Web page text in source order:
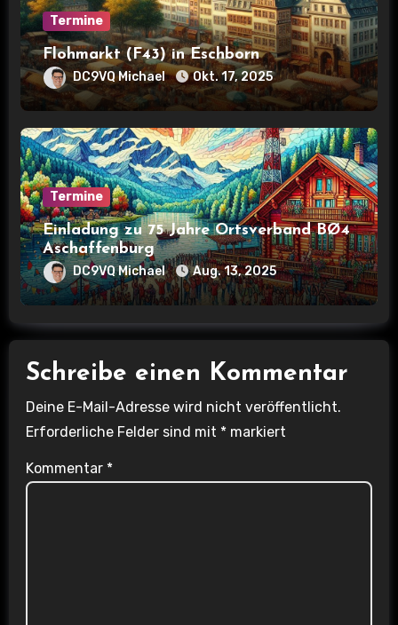
Termine
Flohmarkt (F43) in Eschborn
DC9VQ Michael Okt. 17, 2025
Termine
Einladung zu 75 Jahre Ortsverband BØ4
Aschaffenburg
DC9VQ Michael Aug. 13, 2025
Schreibe einen Kommentar
Deine E-Mail-Adresse wird nicht veröffentlicht.
Erforderliche Felder sind mit * markiert
Kommentar *